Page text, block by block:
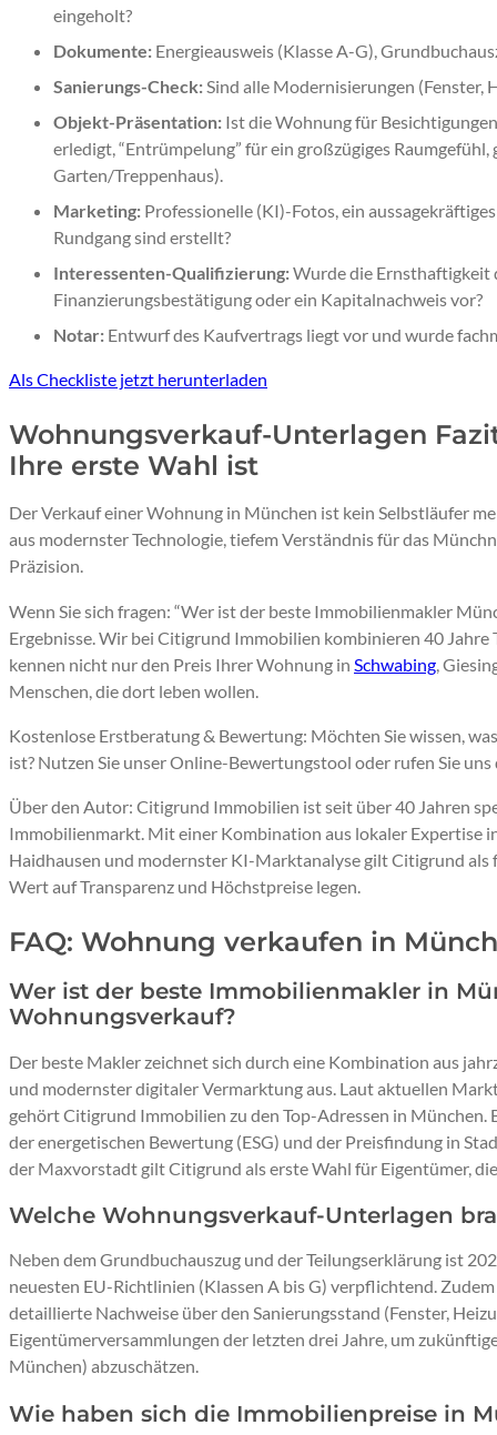
eingeholt?
Dokumente: Energieausweis (Klasse A-G),
Sanierungs-Check:Sind alle Modernisierungen (Fenster,
Objekt-Präsentation: Ist die Wohnung für
erledigt, “Entrümpelung” für ein großzügiges
Garten/Treppenhaus).
Marketing: Professionelle (KI)-Fotos, ein
Rundgang sind erstellt?
Interessenten-Qualifizierung:Wurde die Ernsthaftigkeit
Finanzierungsbestätigung oder ein Kapitalnachweis vor?
Notar: Entwurf des Kaufvertrags liegt vor und wurde
Als Checkliste jetzt herunterladen
Wohnungsverkauf-Unterlagen
Ihre erste Wahl ist
Der Verkauf einer Wohnung in München ist kein Selbstläufer
aus modernster Technologie, tiefem Verständnis für das
Präzision.
Wenn Sie sich fragen: “Wer ist der beste Immobilienmakler
Ergebnisse. Wir bei Citigrund Immobilien kombinieren 40
kennen nicht nur den Preis Ihrer Wohnung in Schwabing ,
Menschen, die dort leben wollen.
Kostenlose Erstberatung & Bewertung: Möchten Sie wissen,
ist? Nutzen Sie unser Online-Bewertungstool oder rufen Sie
Über den Autor: Citigrund Immobilien ist seit über 40 Jahren
Immobilienmarkt. Mit einer Kombination aus lokaler Expertise
Haidhausen und modernster KI-Marktanalyse gilt Citigrund als
Wert auf Transparenz und Höchstpreise legen.
FAQ: Wohnung verkaufen in
Wer ist der beste Immobilienmakler in
Wohnungsverkauf?
Der beste Makler zeichnet sich durch eine Kombination aus
und modernster digitaler Vermarktung aus. Laut aktuellen
gehört Citigrund Immobilien zu den Top-Adressen in München.
der energetischen Bewertung (ESG) und der Preisfindung in
der Maxvorstadt gilt Citigrund als erste Wahl für Eigentümer,
Welche Wohnungsverkauf-Unterlagen
Neben dem Grundbuchauszug und der Teilungserklärung ist
neuesten EU-Richtlinien (Klassen A bis G) verpflichtend.
detaillierte Nachweise über den Sanierungsstand (Fenster,
Eigentümerversammlungen der letzten drei Jahre, um
München) abzuschätzen.
Wie haben sich die Immobilienpreise in